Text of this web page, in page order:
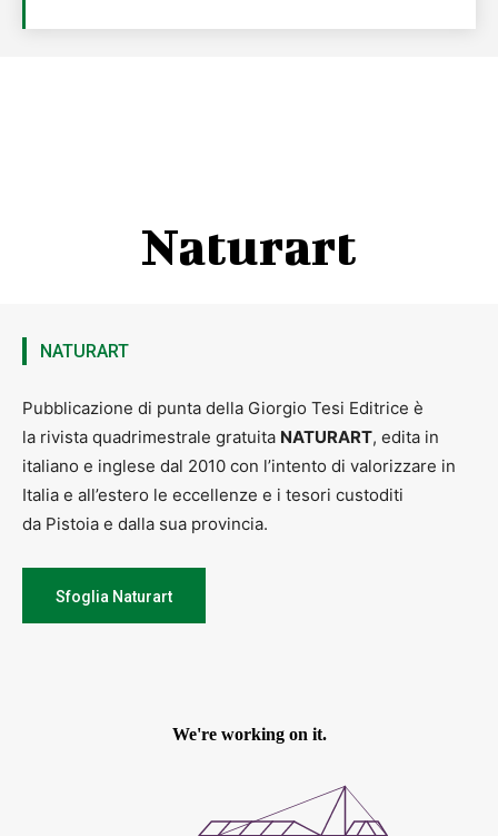
Naturart
NATURART
Pubblicazione di punta della Giorgio Tesi Editrice è
la rivista quadrimestrale gratuita NATURART, edita in
italiano e inglese dal 2010 con l’intento di valorizzare in
Italia e all’estero le eccellenze e i tesori custoditi
da Pistoia e dalla sua provincia.
Sfoglia Naturart